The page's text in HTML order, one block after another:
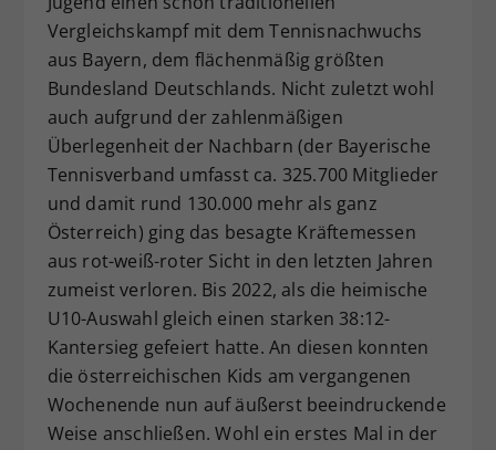
Vergleichskampf mit dem Tennisnachwuchs
aus Bayern, dem flächenmäßig größten
Bundesland Deutschlands. Nicht zuletzt wohl
auch aufgrund der zahlenmäßigen
Überlegenheit der Nachbarn (der Bayerische
Tennisverband umfasst ca. 325.700 Mitglieder
und damit rund 130.000 mehr als ganz
Österreich) ging das besagte Kräftemessen
aus rot-weiß-roter Sicht in den letzten Jahren
zumeist verloren. Bis 2022, als die heimische
U10-Auswahl gleich einen starken 38:12-
Kantersieg gefeiert hatte. An diesen konnten
die österreichischen Kids am vergangenen
Wochenende nun auf äußerst beeindruckende
Weise anschließen. Wohl ein erstes Mal in der
Zweck
Dieser Wert speichert Ihre Consent-
Einstellungen. Unter anderem eine
zufällig generierte ID, für die
historische Speicherung Ihrer
vorgenommen Einstellungen, falls der
Webseiten-Betreiber dies eingestellt
hat.